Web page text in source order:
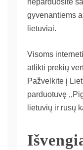
gyvenantiems
lietuviai.
Visoms
atlikti prekių
Pažvelkite į
parduotuvę
lietuvių ir rusų